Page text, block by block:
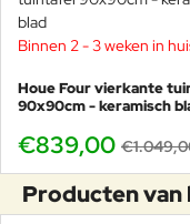
Binnen 2 - 3 weken in
Houe Four vierkante
90x90cm - keramisch
€839,00
Producten